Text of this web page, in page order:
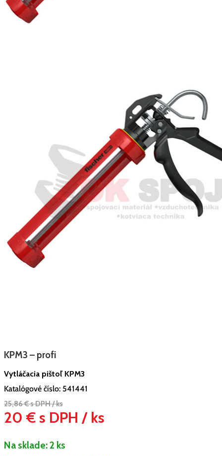
KPM3 – profi
Vytláčacia pištoľ KPM3
Katalógové číslo: 541441
25,86 € s DPH / ks
20 € s DPH / ks
Na sklade:2 ks